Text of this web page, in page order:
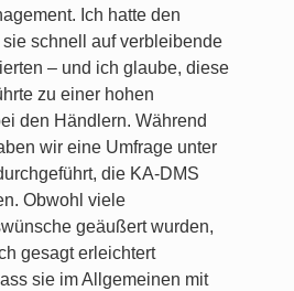
Ich hatte den
schnell auf verbleibende
– und ich glaube, diese
zu einer hohen
den Händlern. Während
wir eine Umfrage unter
die KA-DMS
Obwohl viele
geäußert wurden,
gesagt erleichtert
sie im Allgemeinen mit